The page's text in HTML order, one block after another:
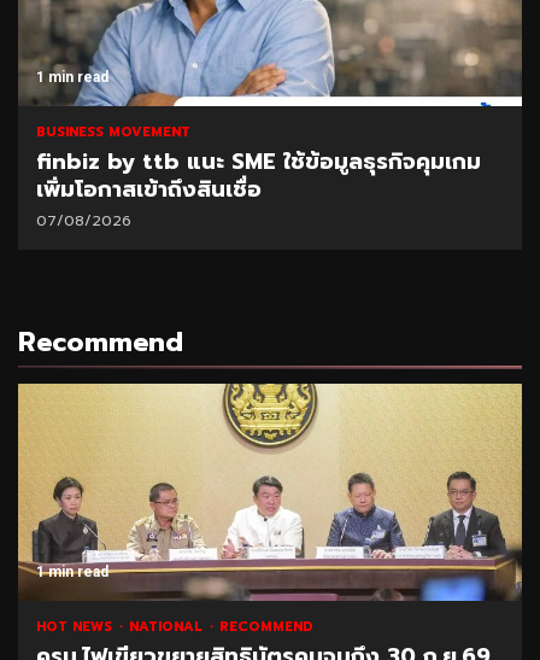
1 min read
BUSINESS MOVEMENT
finbiz by ttb แนะ SME ใช้ข้อมูลธุรกิจคุมเกม
เพิ่มโอกาสเข้าถึงสินเชื่อ
07/08/2026
Recommend
1 min read
HOT NEWS NATIONAL RECOMMEND